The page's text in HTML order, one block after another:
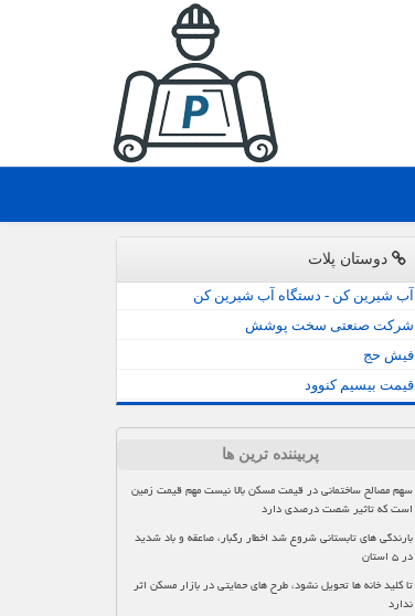
دوستان پلات
آب شیرین کن - دستگاه آب شیرین کن
شرکت صنعتی سخت پوشش
فیش حج
قیمت بیسیم کنوود
پربیننده ترین ها
سهم مصالح ساختمانی در قیمت مسکن بالا نیست مهم قیمت زمین
است که تاثیر شصت درصدی دارد
بارندگی های تابستانی شروع شد اخطار رگبار، صاعقه و باد شدید
در ۵ استان
تا کلید خانه ها تحویل نشود، طرح های حمایتی در بازار مسکن اثر
ندارد